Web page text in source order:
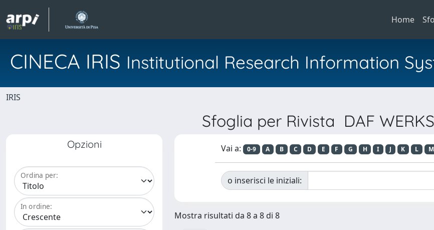
Home
CINECA IRIS Institutional Research Information
IRIS
Sfoglia per Rivista DAF
Opzioni
Ordina per:
In ordine:
Vai a: 0-9 A B C D E F G H I J K L M
o inserisci le iniziali:
Mostra risultati da 8 a 8 di 8